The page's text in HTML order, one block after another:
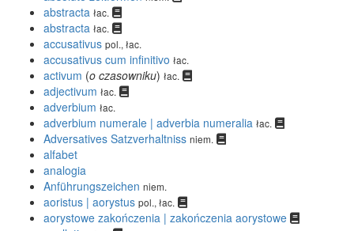
abstracta łac.
abstracta łac.
accusativus pol., łac.
accusativus cum infinitivo łac.
activum (o czasowniku) łac.
adjectivum łac.
adverbium łac.
adverbium numerale | adverbia numeralia łac.
Adversatives Satzverhaltniss niem.
alfabet
analogia
Anführungszeichen niem.
aoristus | aorystus pol., łac.
aorystowe zakończenia | zakończenia aorystowe